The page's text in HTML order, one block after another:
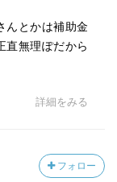
んとかは補助金
直無理ぽだから
詳細をみる
フォロー